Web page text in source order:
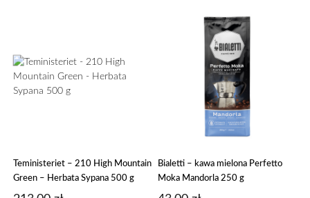
Teministeriet – 210 High Mountain
Green – Herbata Sypana 500 g
Bialetti – kawa mielona Perfetto
Moka Mandorla 250 g